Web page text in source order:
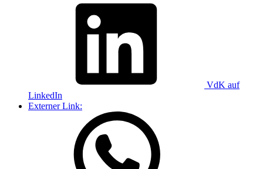
VdK auf
LinkedIn
Externer Link: